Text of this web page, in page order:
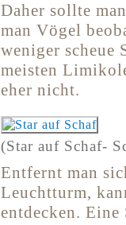
Daher sollte
man Vögel
weniger scheue
meisten
eher nicht.
(Star auf Schaf-
Entfernt man
Leuchtturm,
entdecken. Eine